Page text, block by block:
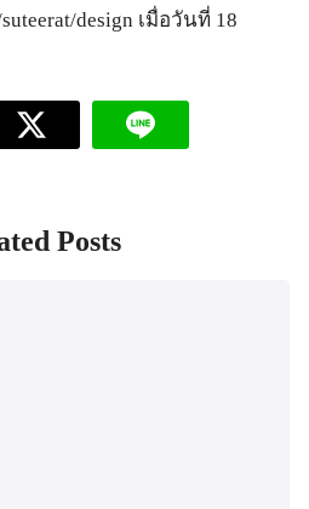
design เมื่อวันที่ 18
Posts